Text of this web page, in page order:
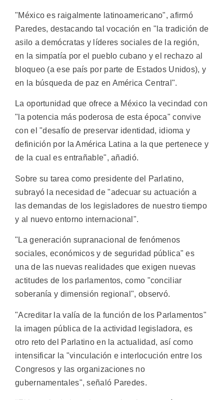
"México es raigalmente latinoamericano", afirmó
Paredes, destacando tal vocación en "la tradición de
asilo a demócratas y líderes sociales de la región,
en la simpatía por el pueblo cubano y el rechazo al
bloqueo (a ese país por parte de Estados Unidos), y
en la búsqueda de paz en América Central".
La oportunidad que ofrece a México la vecindad con
"la potencia más poderosa de esta época" convive
con el "desafío de preservar identidad, idioma y
definición por la América Latina a la que pertenece y
de la cual es entrañable", añadió.
Sobre su tarea como presidente del Parlatino,
subrayó la necesidad de "adecuar su actuación a
las demandas de los legisladores de nuestro tiempo
y al nuevo entorno internacional".
"La generación supranacional de fenómenos
sociales, económicos y de seguridad pública" es
una de las nuevas realidades que exigen nuevas
actitudes de los parlamentos, como "conciliar
soberanía y dimensión regional", observó.
"Acreditar la valía de la función de los Parlamentos"
la imagen pública de la actividad legisladora, es
otro reto del Parlatino en la actualidad, así como
intensificar la "vinculación e interlocución entre los
Congresos y las organizaciones no
gubernamentales", señaló Paredes.